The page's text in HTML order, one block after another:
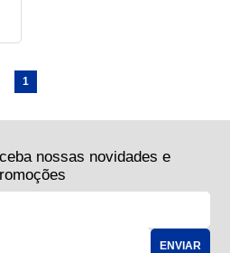
1
nossas novidades e
ENVIAR